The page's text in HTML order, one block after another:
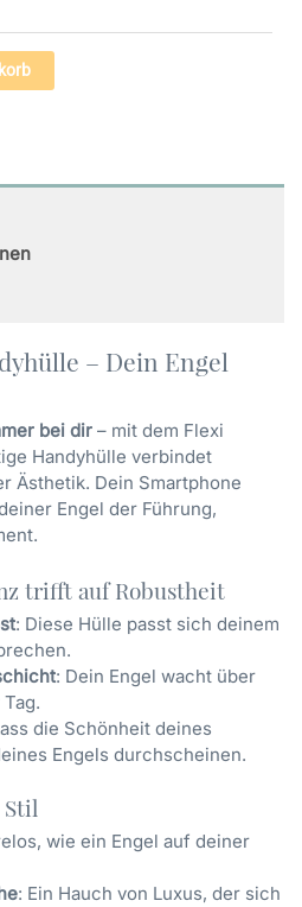
– Dein Engel
bei dir – mit dem Flexi
Handyhülle verbindet
Ästhetik. Dein Smartphone
Engel der Führung,
trifft auf Robustheit
: Diese Hülle passt sich deinem
: Dein Engel wacht über
die Schönheit deines
Engels durchscheinen.
wie ein Engel auf deiner
: Ein Hauch von Luxus, der sich